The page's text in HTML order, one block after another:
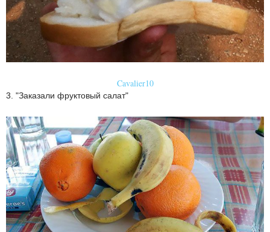
Cavalier10
3. "Заказали фруктовый салат"